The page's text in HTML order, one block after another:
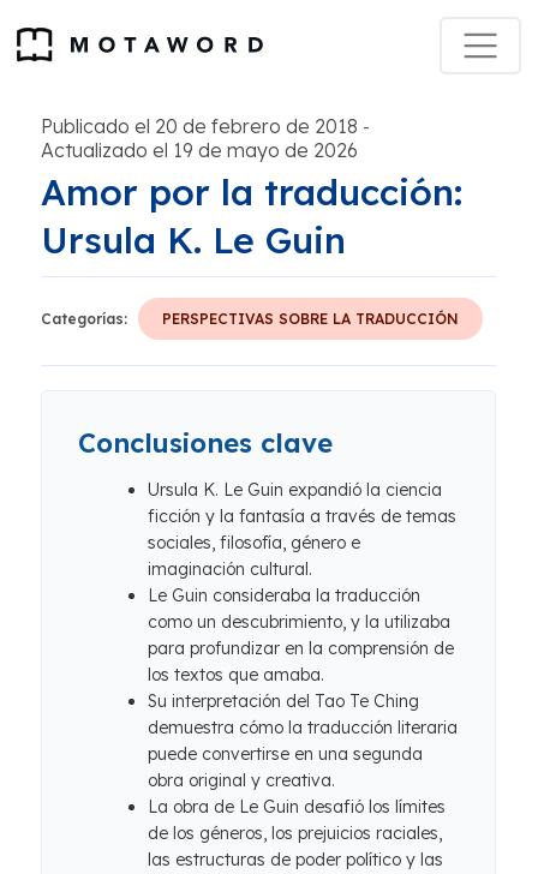
Publicado el 20 de febrero de 2018 -
Actualizado el 19 de mayo de 2026
Amor por la traducción:
Ursula K. Le Guin
Categorías: PERSPECTIVAS SOBRE LA TRADUCCIÓN
Conclusiones clave
Ursula K. Le Guin expandió la ciencia
ficción y la fantasía a través de temas
sociales, filosofía, género e
imaginación cultural.
Le Guin consideraba la traducción
como un descubrimiento, y la utilizaba
para profundizar en la comprensión de
los textos que amaba.
Su interpretación del Tao Te Ching
demuestra cómo la traducción literaria
puede convertirse en una segunda
obra original y creativa.
La obra de Le Guin desafió los límites
de los géneros, los prejuicios raciales,
las estructuras de poder político y las